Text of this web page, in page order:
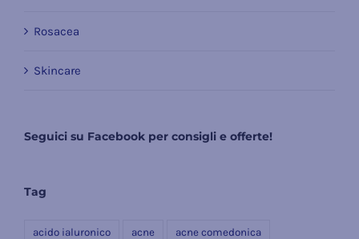
Rosacea
Skincare
Seguici su Facebook per consigli e offerte!
Tag
acido ialuronico acne acne comedonica